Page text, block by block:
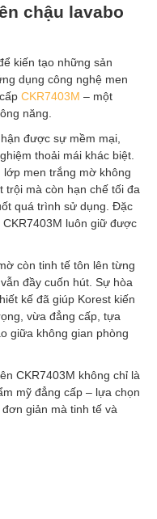
chậu lavabo
kiến tạo những sản
dụng công nghệ men
CKR7403M – một
năng.
được sự mềm mại,
thoải mái khác biệt.
men trắng mờ không
mà còn hạn chế tối đa
quá trình sử dụng. Đặc
luôn giữ được
còn tinh tế tôn lên từng
đầy cuốn hút. Sự hòa
kế đã giúp Korest kiến
vừa đẳng cấp, tựa
giữa không gian phòng
CKR7403M không chỉ là
mỹ đẳng cấp – lựa chọn
giản mà tinh tế và